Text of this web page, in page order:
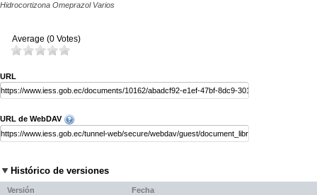
Hidrocortizona Omeprazol Varios
Average (0 Votes)
URL
URL de WebDAV
Histórico de versiones
Versión Fecha